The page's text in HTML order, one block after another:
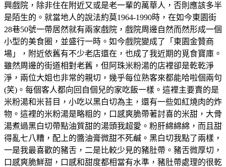
興戲院，除非住在附近又或是老一輩的萬華人，否則應該多半
是陌生的。就當地人的說法約莫1964-1990時，在如今東園街
28巷50號一帶居然就有兩家戲院，戲院周邊自然而然形成一個
小型的美食圈，並盛行一時。如今戲院變成了「東園金贊商
場」，附近依舊有不少老店還在，也成了我近期的覓食寶庫。
雖然周邊的街道相對老舊，但阿珠米粉湯的店裡卻是乾乾淨
淨，兩位大姐也非常的親切，幾乎每位熟客來都能哈啦個兩句
(笑)。每個客人都向回自個兒的家吃飯一樣。這裡主要賣的是
米粉湯和米苔目，小吃以黑白切為主，還有一些如紅燒肉的炸
物。這裡的米粉湯是略粗的，口感爽脆帶著討喜的米甜，大骨
湯煮過黑白切帶點油質甜的湯頭我超愛。粉肝綿綿綿，而且甜
得亂七八糟，配上的醬油膏微甜不死鹹。黑白切我點了兩樣，
一是我最喜歡的豬舌，二是比較少見的豬肚帶。豬舌微厚切，
口感爽脆鮮甜，口感和甜度都相當有水準，豬肚帶處理的很乾